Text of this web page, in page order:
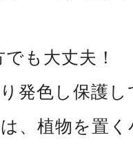
も大丈夫！
発色し保護
、植物を置